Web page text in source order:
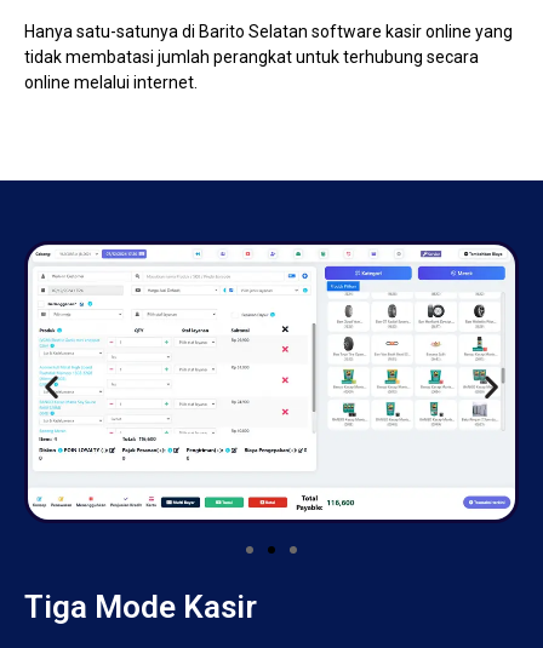
Hanya satu-satunya di Barito Selatan software kasir online yang
tidak membatasi jumlah perangkat untuk terhubung secara
online melalui internet.
Tiga Mode Kasir